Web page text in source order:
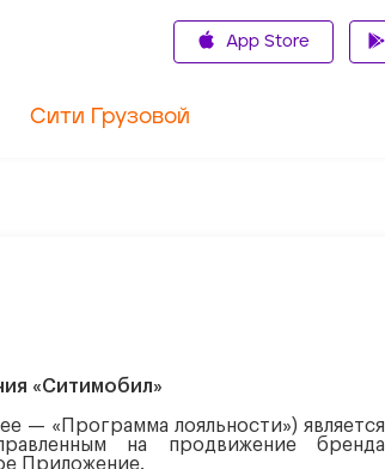
App Store
Сити Грузовой
«Ситимобил»
— «Программа лояльности») является
на продвижение бренда
Приложение.